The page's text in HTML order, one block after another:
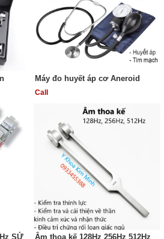
Máy đo huyết áp cơ Aneroid
Call
SỬ
Âm thoa kế 128Hz 256Hz 512Hz